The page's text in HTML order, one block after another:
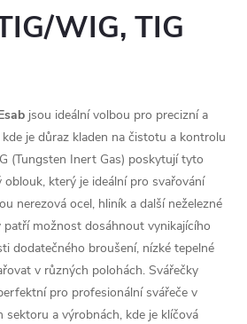
WIG, TIG
jsou ideální volbou pro precizní a
je důraz kladen na čistotu a kontrolu
(Tungsten Inert Gas) poskytují tyto
který je ideální pro svařování
nerezová ocel, hliník a další neželezné
patří možnost dosáhnout vynikajícího
dodatečného broušení, nízké tepelné
v různých polohách. Svářečky
pro profesionální svářeče v
a výrobnách, kde je klíčová